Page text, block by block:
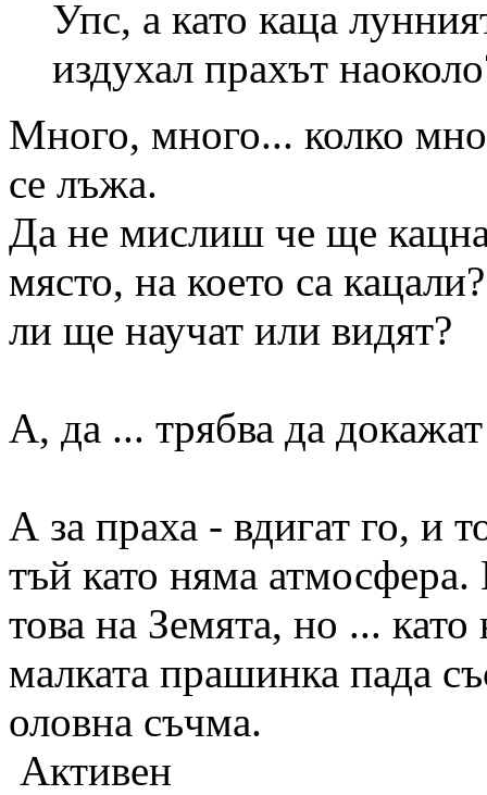
Упс, а като каца
издухал прахът
Много, много... колко
се лъжа.
Да не мислиш че ще
място, на което са
ли ще научат или видят?
А, да ... трябва да
А за праха - вдигат го, и
тъй като няма
това на Земята, но ...
малката прашинка пада
оловна съчма.
Активен